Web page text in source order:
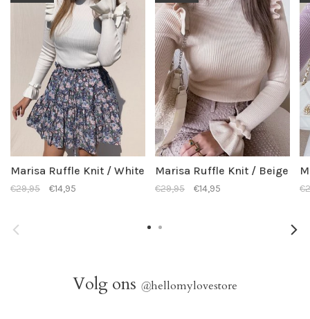
Marisa Ruffle Knit / White
€29,95 €14,95
Marisa Ruffle Knit / Beige
€29,95 €14,95
Volg ons @hellomylovestore